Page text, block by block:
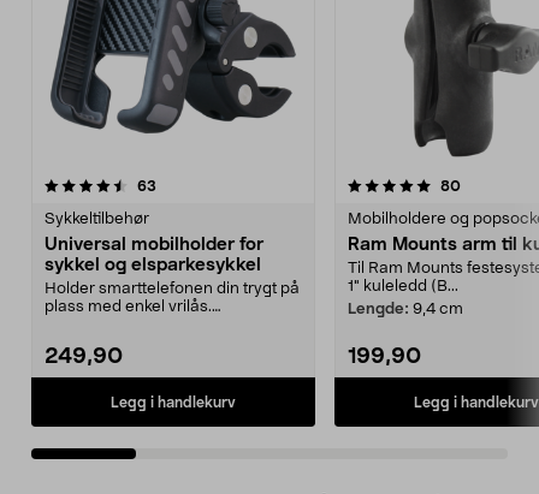
63
Sykkeltilbehør
Universal mobilholder for
sykkel og elsparkesykkel
Holder smarttelefonen din trygt på
plass med enkel vrilås.
249,90
Legg i handlekurv
5.0 av 5 stjerner 80
Mobilholdere og
Ram Mounts arm til
Til Ram Mounts
1" kuleledd (B...
Lengde: 9,4 cm
199,90
Legg i handlekurv
4.5 av 5 stjerner